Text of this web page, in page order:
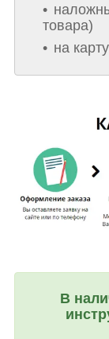
товара)
на карту
В